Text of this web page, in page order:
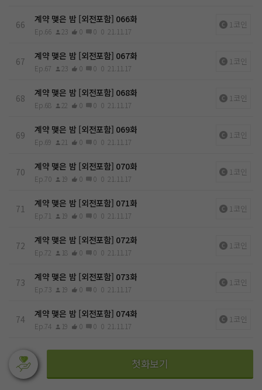
66 계약 맺은 밤 [외전포함] 066화
Ep.66 23 0 0 0 21.11.17
1코인
67 계약 맺은 밤 [외전포함] 067화
Ep.67 23 0 0 0 21.11.17
1코인
68 계약 맺은 밤 [외전포함] 068화
Ep.68 22 0 0 0 21.11.17
1코인
69 계약 맺은 밤 [외전포함] 069화
Ep.69 21 0 0 0 21.11.17
1코인
70 계약 맺은 밤 [외전포함] 070화
Ep.70 19 0 0 0 21.11.17
1코인
71 계약 맺은 밤 [외전포함] 071화
Ep.71 19 0 0 0 21.11.17
1코인
72 계약 맺은 밤 [외전포함] 072화
Ep.72 18 0 0 0 21.11.17
1코인
73 계약 맺은 밤 [외전포함] 073화
Ep.73 19 0 0 0 21.11.17
1코인
74 계약 맺은 밤 [외전포함] 074화
Ep.74 19 0 0 0 21.11.17
1코인
첫화보기